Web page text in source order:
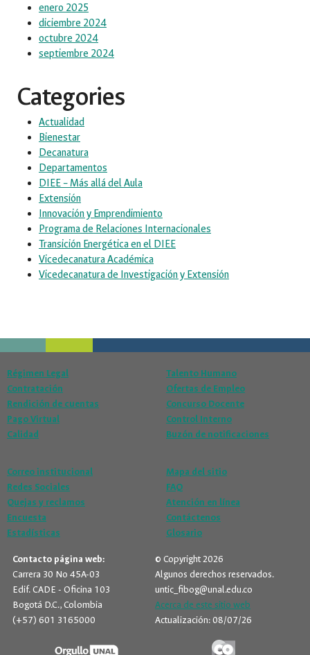
enero 2025
diciembre 2024
octubre 2024
septiembre 2024
Categories
Actualidad
Bienestar
Decanatura
Departamentos
DIEE – Más allá del Aula
Extensión
Innovación y Emprendimiento
Programa de Relaciones Internacionales
Transición Energética en el DIEE
Vicedecanatura Académica
Vicedecanatura de Investigación y Extensión
Régimen Legal
Contratación
Rendición de cuentas
Pago Virtual
Calidad
Talento Humano
Ofertas de Empleo
Concurso Docente
Control Interno
Buzón de notificaciones
Correo institucional
Redes Sociales
Quejas y reclamos
Encuesta
Estadísticas
Mapa del sitio
FAQ
Atención en línea
Contáctenos
Glosario
Contacto página web:
Carrera 30 No 45A-03
Edif. CADE - Oficina 103
Bogotá D.C., Colombia
(+57) 601 3165000
© Copyright 2026
Algunos derechos reservados.
untic_fibog@unal.edu.co
Acerca de este sitio web
Actualización: 08/07/26